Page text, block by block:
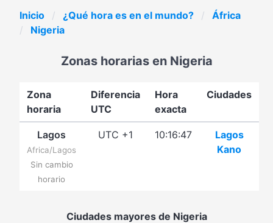
Inicio ¿Qué hora es en el mundo?
África
Nigeria
Zonas horarias en Nigeria
Zona
horaria
Diferencia
UTC
Hora
exacta
Ciudades
Lagos
Africa/Lagos
Sin cambio
horario
UTC +1 10:16:47
Lagos
Kano
Ciudades mayores de Nigeria